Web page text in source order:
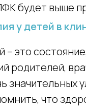
будет выше
у детей в
– это
родителей,
значительных
что